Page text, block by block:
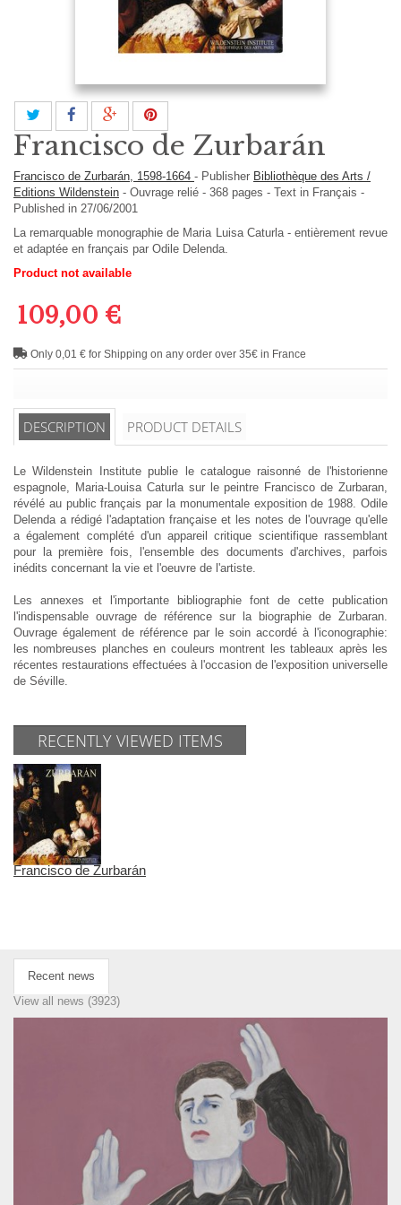
Francisco de Zurbarán
Francisco de Zurbarán, 1598-1664 - Publisher Bibliothèque des Arts /
Editions Wildenstein - Ouvrage relié - 368 pages - Text in Français -
Published in 27/06/2001
La remarquable monographie de Maria Luisa Caturla - entièrement revue
et adaptée en français par Odile Delenda.
Product not available
109,00 €
Only 0,01 € for Shipping on any order over 35€ in France
DESCRIPTION PRODUCT DETAILS
Le Wildenstein Institute publie le catalogue raisonné de l'historienne
espagnole, Maria-Louisa Caturla sur le peintre Francisco de Zurbaran,
révélé au public français par la monumentale exposition de 1988. Odile
Delenda a rédigé l'adaptation française et les notes de l'ouvrage qu'elle
a également complété d'un appareil critique scientifique rassemblant
pour la première fois, l'ensemble des documents d'archives, parfois
inédits concernant la vie et l'oeuvre de l'artiste.
Les annexes et l'importante bibliographie font de cette publication
l'indispensable ouvrage de référence sur la biographie de Zurbaran.
Ouvrage également de référence par le soin accordé à l'iconographie:
les nombreuses planches en couleurs montrent les tableaux après les
récentes restaurations effectuées à l'occasion de l'exposition universelle
de Séville.
RECENTLY VIEWED ITEMS
Francisco de Zurbarán
Recent news
View all news (3923)